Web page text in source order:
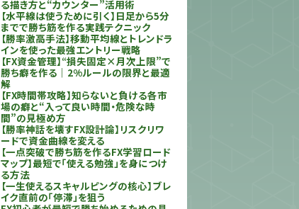
る描き方と“カウンター”活用術
【水平線は使うために引く】日足から5分
までで勝ち筋を作る実践テクニック
【勝率激高手法】移動平均線とトレンドラ
インを使った最強エントリー戦略
【FX資金管理】“損失固定×月次上限”で
勝ち癖を作る｜2%ルールの限界と最適
解
【FX時間帯攻略】知らないと負ける各市
場の癖と“入って良い時間・危険な時
間”の見極め方
【勝率神話を壊すFX設計論】リスクリワ
ードで資金曲線を変える
【一点突破で勝ち筋を作るFX学習ロード
マップ】最短で「使える勉強」を身につけ
る方法
【一生使えるスキャルピングの核心】ブレ
イク直前の「停滞」を狙う